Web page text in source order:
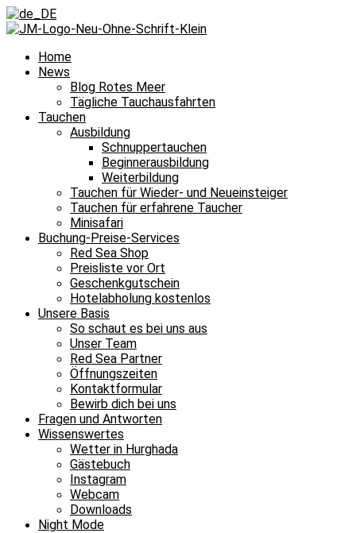
Home
News
Blog Rotes Meer
Tägliche Tauchausfahrten
Tauchen
Ausbildung
Schnuppertauchen
Beginnerausbildung
Weiterbildung
Tauchen für Wieder- und Neueinsteiger
Tauchen für erfahrene Taucher
Minisafari
Buchung-Preise-Services
Red Sea Shop
Preisliste vor Ort
Geschenkgutschein
Hotelabholung kostenlos
Unsere Basis
So schaut es bei uns aus
Unser Team
Red Sea Partner
Öffnungszeiten
Kontaktformular
Bewirb dich bei uns
Fragen und Antworten
Wissenswertes
Wetter in Hurghada
Gästebuch
Instagram
Webcam
Downloads
Night Mode